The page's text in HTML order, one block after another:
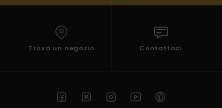
Trova un negozio Contattaci